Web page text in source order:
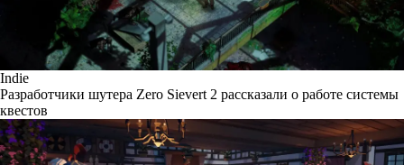
Indie
Разработчики шутера Zero Sievert 2 рассказали о работе системы
квестов